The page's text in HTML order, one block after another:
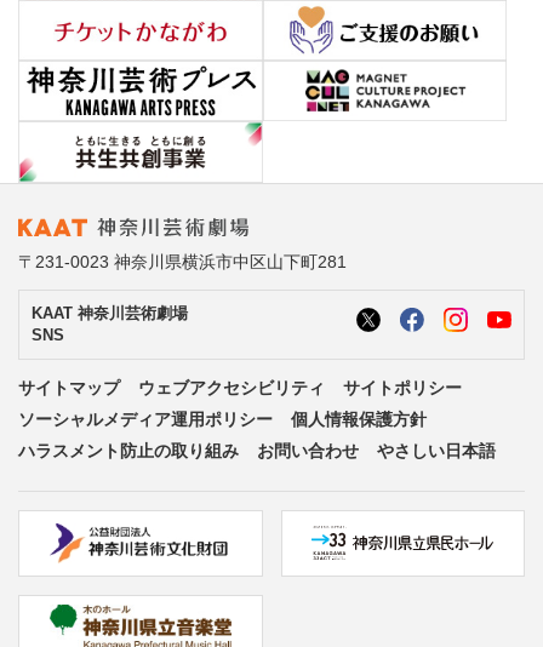
〒231-0023 神奈川県横浜市中区山下町281
KAAT 神奈川芸術劇場
SNS
サイトマップ ウェブアクセシビリティ
サイトポリシー
ソーシャルメディア運用ポリシー
個人情報保護方針
ハラスメント防止の取り組み
お問い合わせ やさしい日本語